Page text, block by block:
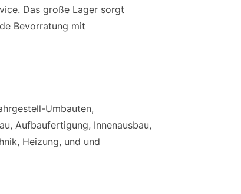
Das große Lager sorgt
Bevorratung mit
Umbauten,
Aufbaufertigung, Innenausbau,
Heizung, und und